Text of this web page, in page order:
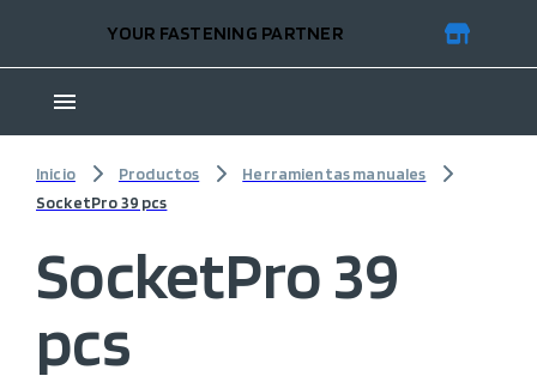
YOUR FASTENING PARTNER
Inicio Productos
Herramientas manuales
SocketPro 39 pcs
SocketPro 39
pcs